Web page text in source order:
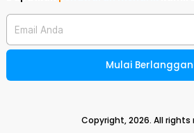
Email Anda
Mulai
Copyright,2026. All rights